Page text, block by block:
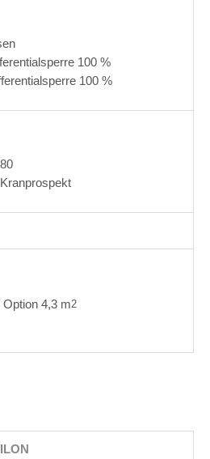
100 %
100 %
Option 4,3 m2